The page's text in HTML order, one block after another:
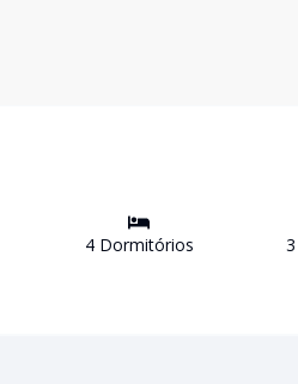
4Dormitórios 3